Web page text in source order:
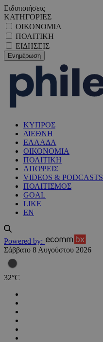
Ειδοποιήσεις
ΚΑΤΗΓΟΡΙΕΣ
ΟΙΚΟΝΟΜΙΑ
ΠΟΛΙΤΙΚΗ
ΕΙΔΗΣΕΙΣ
ΚΥΠΡΟΣ
ΔΙΕΘΝΗ
ΕΛΛΑΔΑ
ΟΙΚΟΝΟΜΙΑ
ΠΟΛΙΤΙΚΗ
ΑΠΟΨΕΙΣ
VIDEOS & PODCASTS
ΠΟΛΙΤΙΣΜΟΣ
GOAL
LIKE
EN
Powered by:
Σάββατο 8 Αυγούστου 2026
32°C